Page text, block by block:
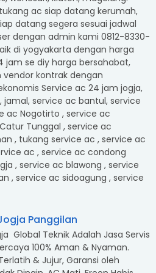
ac siap datang kerumah,
datang segera sesuai jadwal
dengan admin kami 0812-8330-
di yogyakarta dengan harga
jam se diy harga bersahabat,
kontrak dengan
Service ac 24 jam jogja,
jamal, service ac bantul, service
ac Nogotirto , service ac
Tunggal , service ac
, tukang service ac , service ac
ac , service ac condong
, service ac blawong , service
, service ac sidoagung , service
Panggilan
Global Teknik Adalah Jasa Servis
100% Aman & Nyaman.
& Jujur, Garansi oleh